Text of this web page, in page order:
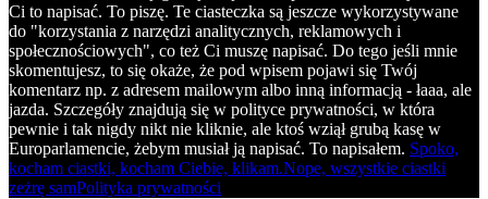
Ci to napisać. To piszę. Te ciasteczka są jeszcze wykorzystywane
do "korzystania z narzędzi analitycznych, reklamowych i
społecznościowych", co też Ci muszę napisać. Do tego jeśli mnie
skomentujesz, to się okaże, że pod wpisem pojawi się Twój
komentarz np. z adresem mailowym albo inną informacją - łaaa, ale
jazda. Szczegóły znajdują się w polityce prywatności, w która
pewnie i tak nigdy nikt nie kliknie, ale ktoś wziął grubą kasę w
Europarlamencie, żebym musiał ją napisać. To napisałem. Spoko,
kocham ciastki, kocham Ciebie, klikam.Nope, wszystkie ciastki
zeżrę samPolityka prywatności